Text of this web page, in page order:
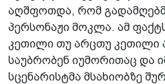
აღშფოთდა, რომ
პერსონაჟი მოკლა. ამ
კეთილი თუ არცთუ კეთილი
საუბრობენ იუმორითაც და
სცენარისტმა მსახიობზე